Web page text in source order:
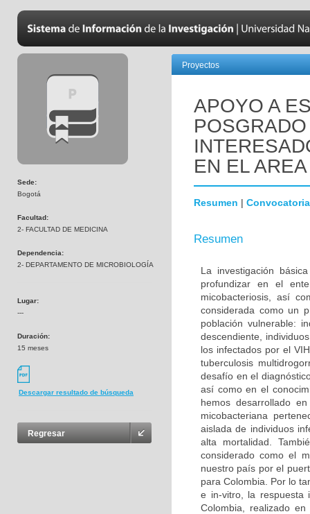
Sede:
Bogotá
Facultad:
2- FACULTAD DE MEDICINA
Dependencia:
2- DEPARTAMENTO DE MICROBIOLOGÍA
Lugar:
---
Duración:
15 meses
Descargar resultado de búsqueda
Regresar
Proyectos
APOYO A
EN EL
Resumen | Convocatoria
Resumen
La investigación
profundizar en el
micobacteriosis, así
considerada como un
población vulnerable:
descendiente,
los infectados por el
tuberculosis
desafío en el
así como en el
hemos desarrollado
micobacteriana
aislada de individuos
alta mortalidad.
considerado como el
nuestro país por el
para Colombia. Por lo
e in-vitro, la respuesta
Colombia, realizado